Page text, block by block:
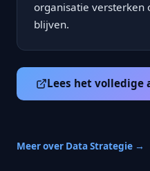
organisatie versterken
blijven.
Lees het volledige
Meer over Data Strategie →